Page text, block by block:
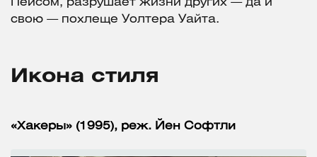
Пейсом, разрушает жизни других — да и
свою — похлеще Уолтера Уайта.
Икона стиля
«Хакеры» (1995), реж. Йен Софтли